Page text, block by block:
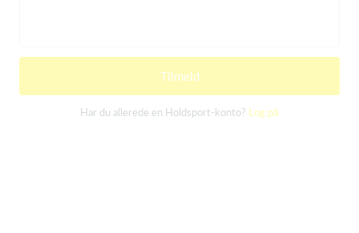
Tilmeld
Har du allerede en Holdsport-konto? Log på